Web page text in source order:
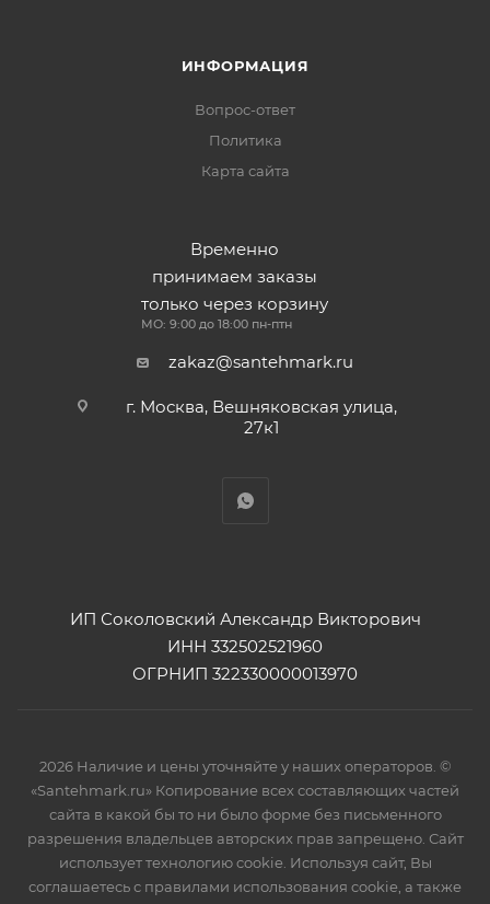
ИНФОРМАЦИЯ
Вопрос-ответ
Политика
Карта сайта
Временно
принимаем заказы
только через корзину
МО: 9:00 до 18:00 пн-птн
zakaz@santehmark.ru
г. Москва, Вешняковская улица,
27к1
ИП Соколовский Александр Викторович
ИНН 332502521960
ОГРНИП 322330000013970
2026 Наличие и цены уточняйте у наших операторов. ©
«Santehmark.ru» Копирование всех составляющих частей
сайта в какой бы то ни было форме без письменного
разрешения владельцев авторских прав запрещено. Сайт
использует технологию cookie. Используя сайт, Вы
соглашаетесь с правилами использования cookie, а также